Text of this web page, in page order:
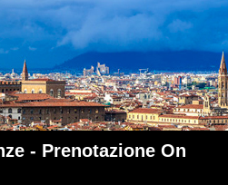
- Prenotazione On